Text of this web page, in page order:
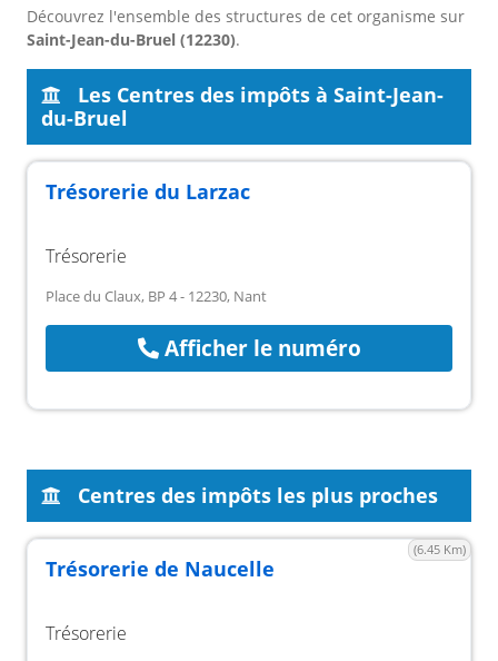
Découvrez l'ensemble des structures de cet organisme sur
Saint-Jean-du-Bruel (12230).
Les Centres des impôts à Saint-Jean-
du-Bruel
Trésorerie du Larzac
Trésorerie
Place du Claux, BP 4 - 12230, Nant
Afficher le numéro
Centres des impôts les plus proches
(6.45 Km)
Trésorerie de Naucelle
Trésorerie